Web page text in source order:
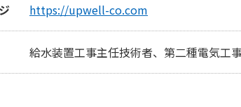
https://upwell-co.com
給水装置工事主任技術者、第二種電気工